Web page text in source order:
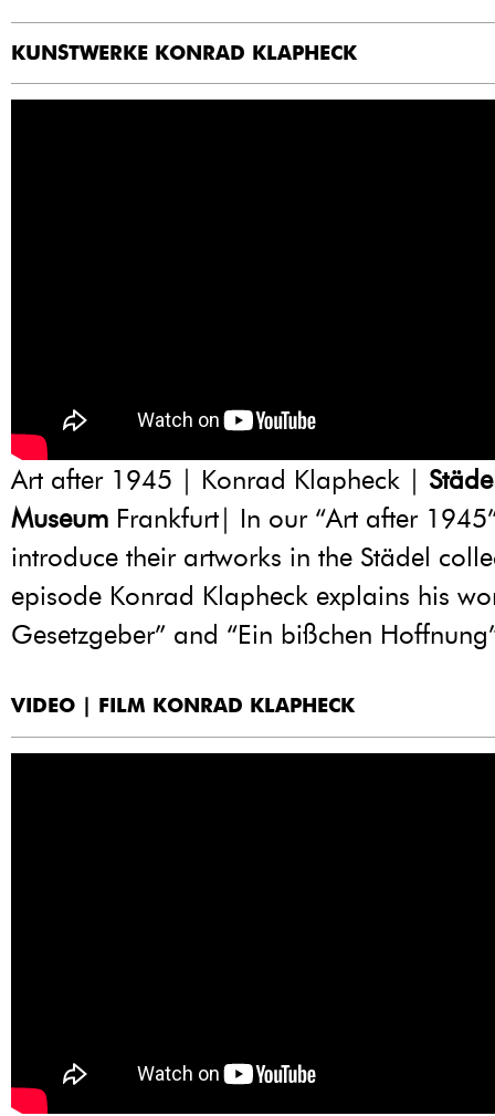
KUNSTWERKE KONRAD KLAPHECK
Art after 1945 | Konrad Klapheck |
Museum Frankfurt| In our “Art after
introduce their artworks in the Städel
episode Konrad Klapheck explains his
Gesetzgeber” and “Ein bißchen
VIDEO | FILM KONRAD KLAPHECK